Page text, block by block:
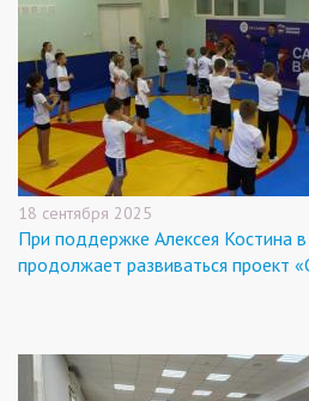
18 сентября 2025
При поддержке Алексея Костина
продолжает развиваться проект